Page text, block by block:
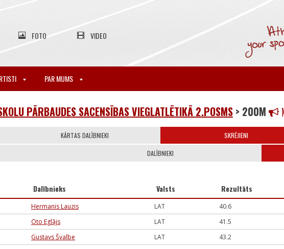
FOTO VIDEO
PAR MUMS
PĀRBAUDES SACENSĪBAS VIEGLATLĒTIKĀ 2.POSMS > 200M
KĀRTAS DALĪBNIEKI SKRĒJIENI
DALĪBNIEKI
Dalībnieks Valsts Rezultāts
Hermanis Lauzis LAT 40.6
Oto Eglājs LAT 41.5
Gustavs Švalbe LAT 43.2